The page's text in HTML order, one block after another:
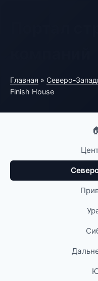
Главная » Северо-
Finish House